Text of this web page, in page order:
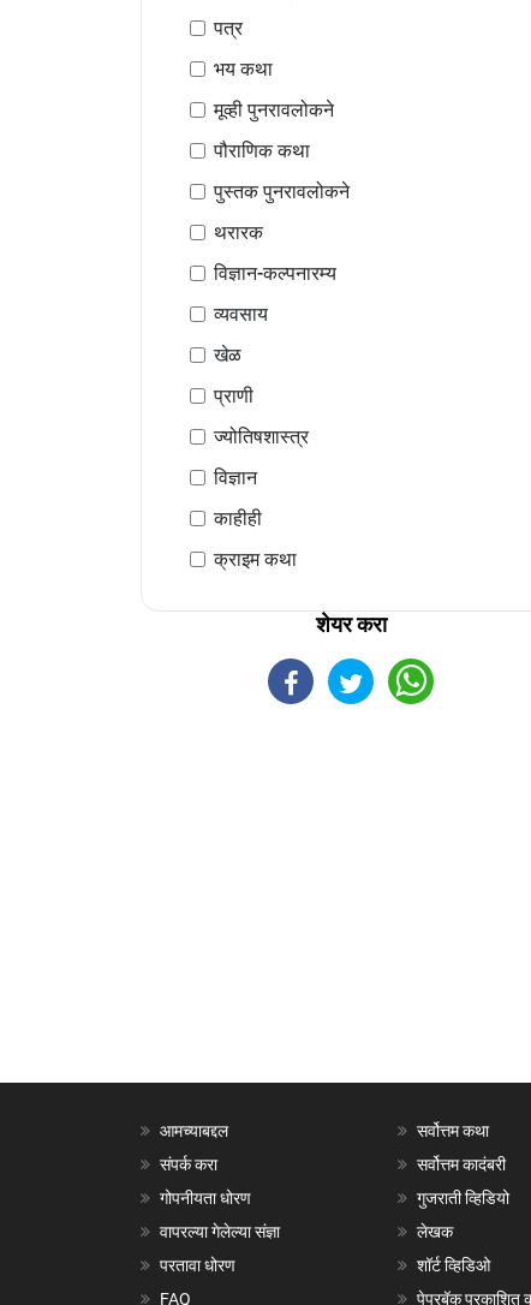
पत्र
भय कथा
मूव्ही पुनरावलोकने
पौराणिक कथा
पुस्तक पुनरावलोकने
थरारक
विज्ञान-कल्पनारम्य
व्यवसाय
खेळ
प्राणी
ज्योतिषशास्त्र
विज्ञान
काहीही
क्राइम कथा
शेयर करा
आमच्याबद्दल
संपर्क करा
गोपनीयता धोरण
वापरल्या गेलेल्या संज्ञा
परतावा धोरण
FAQ
सर्वोत्तम कथा
सर्वोत्तम कादंबरी
गुजराती व्हिडियो
लेखक
शॉर्ट व्हिडिओ
पेपरबॅक प्रकाशित